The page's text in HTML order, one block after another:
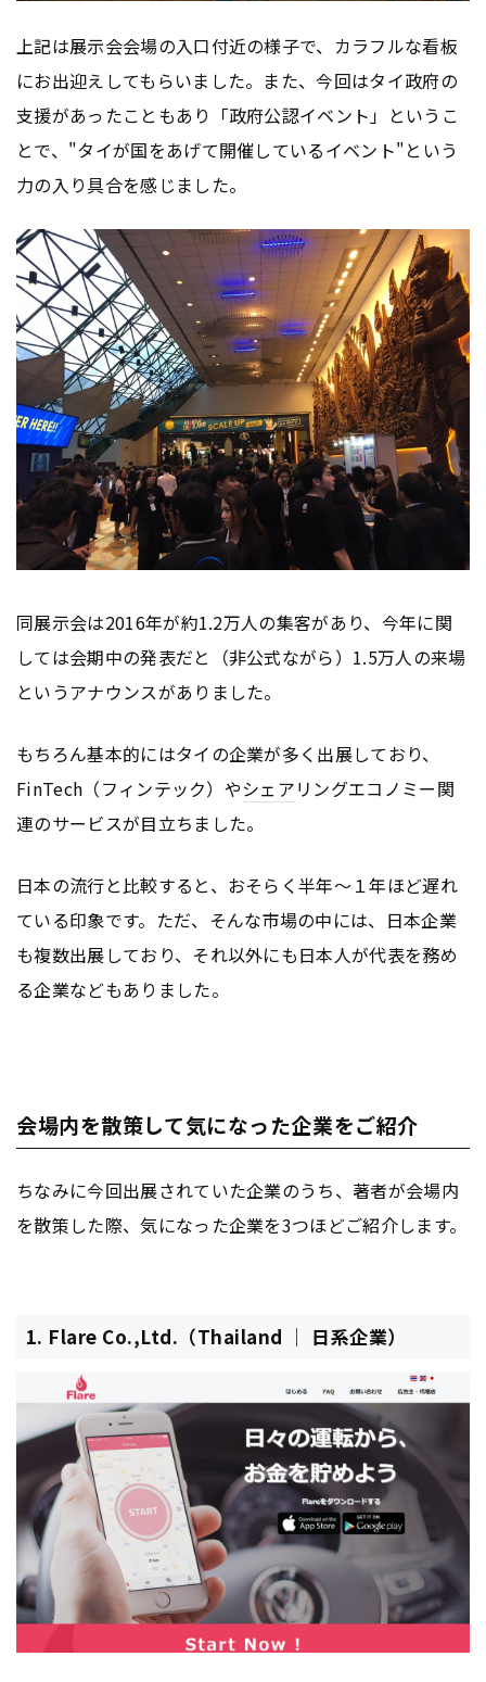
上記は展示会会場の入口付近の様子で、カラフルな看板
にお出迎えしてもらいました。また、今回はタイ政府の
支援があったこともあり「政府公認イベント」というこ
とで、"タイが国をあげて開催しているイベント"という
力の入り具合を感じました。
同展示会は2016年が約1.2万人の集客があり、今年に関
しては会期中の発表だと（非公式ながら）1.5万人の来場
というアナウンスがありました。
もちろん基本的にはタイの企業が多く出展しており、
FinTech（フィンテック）やシェアリングエコノミー関
連のサービスが目立ちました。
日本の流行と比較すると、おそらく半年～１年ほど遅れ
ている印象です。ただ、そんな市場の中には、日本企業
も複数出展しており、それ以外にも日本人が代表を務め
る企業などもありました。
会場内を散策して気になった企業をご紹介
ちなみに今回出展されていた企業のうち、著者が会場内
を散策した際、気になった企業を3つほどご紹介します。
1. Flare Co.,Ltd.（Thailand │ 日系企業）